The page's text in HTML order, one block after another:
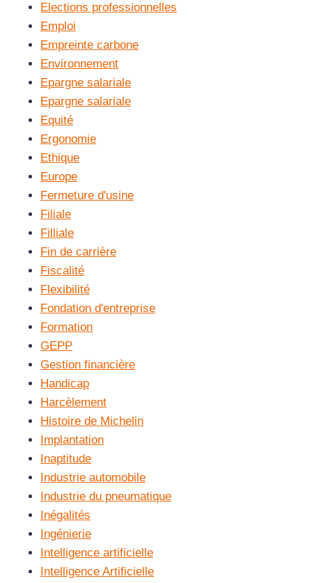
Elections professionnelles
Emploi
Empreinte carbone
Environnement
Epargne salariale
Epargne salariale
Equité
Ergonomie
Ethique
Europe
Fermeture d'usine
Filiale
Filliale
Fin de carrière
Fiscalité
Flexibilité
Fondation d'entreprise
Formation
GEPP
Gestion financière
Handicap
Harcèlement
Histoire de Michelin
Implantation
Inaptitude
Industrie automobile
Industrie du pneumatique
Inégalités
Ingénierie
Intelligence artificielle
Intelligence Artificielle